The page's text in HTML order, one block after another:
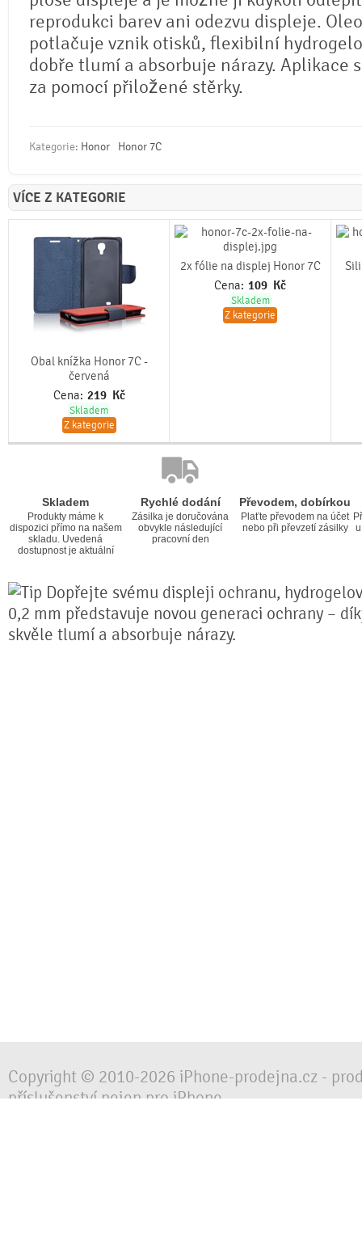
reprodukci barev ani odezvu displeje.
potlačuje vznik otisků, flexibilní
dobře tlumí a absorbuje nárazy. Aplikace
za pomocí přiložené stěrky.
Kategorie: Honor Honor 7C
VÍCE Z KATEGORIE
Obal knížka Honor 7C -
červená
Cena: 219 Kč
Skladem
Z kategorie
2x fólie na displej Honor 7C
Cena: 109 Kč
Skladem
Z kategorie
Skladem
Produkty máme k
dispozici přímo na našem
skladu. Uvedená
dostupnost je aktuální
Rychlé dodání
Zásilka je doručována
obvykle následující
pracovní den
Převodem, dobírkou
Plaťte převodem na účet
nebo při převzetí zásilky
Dopřejte svému displeji ochranu,
0,2 mm představuje novou generaci ochrany –
skvěle tlumí a absorbuje nárazy.
Copyright © 2010-2026 iPhone-prodejna.cz -
příslušenství nejen pro iPhone